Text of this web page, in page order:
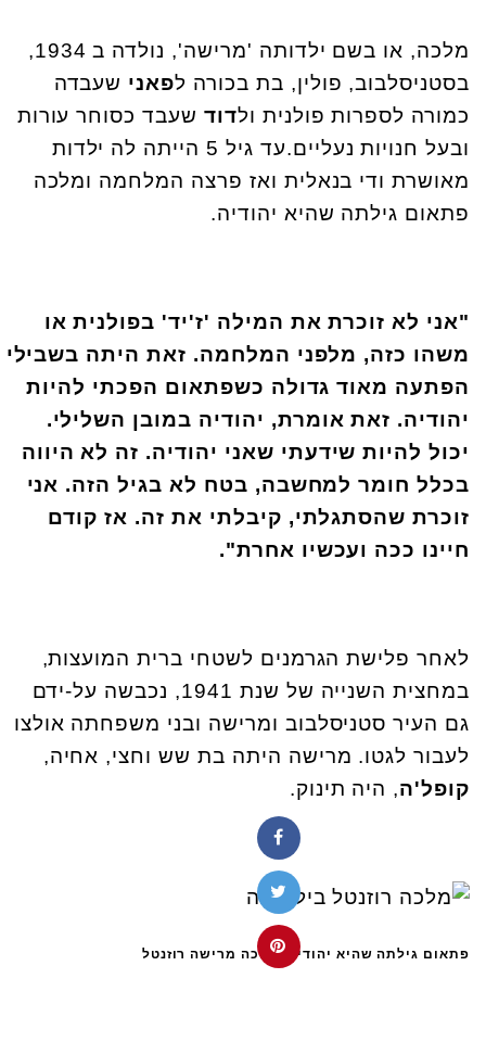
מלכה, או בשם ילדותה 'מרישה', נולדה ב 1934,
בסטניסלבוב, פולין, בת בכורה לפאני שעבדה
כמורה לספרות פולנית ולדוד שעבד כסוחר עורות
ובעל חנויות נעליים.
עד גיל 5 הייתה לה ילדות
מאושרת ודי בנאלית ואז פרצה המלחמה ומלכה
פתאום גילתה שהיא יהודיה.
"אני לא זוכרת את המילה 'ז'יד' בפולנית או
משהו כזה, מלפני המלחמה. זאת היתה בשבילי
הפתעה מאוד גדולה כשפתאום הפכתי להיות
יהודיה. זאת אומרת, יהודיה במובן השלילי.
יכול להיות שידעתי שאני יהודיה. זה לא היווה
בכלל חומר למחשבה, בטח לא בגיל הזה. אני
זוכרת שהסתגלתי, קיבלתי את זה. אז קודם
חיינו ככה ועכשיו אחרת".
לאחר פלישת הגרמנים לשטחי ברית המועצות,
במחצית השנייה של שנת 1941, נכבשה על-ידם
גם העיר סטניסלבוב ומרישה ובני משפחתה אולצו
לעבור לגטו. מרישה היתה בת שש וחצי, אחיה,
קופל'ה, היה תינוק.
פתאום גילתה שהיא יהודיה. מלכה מרישה רוזנטל